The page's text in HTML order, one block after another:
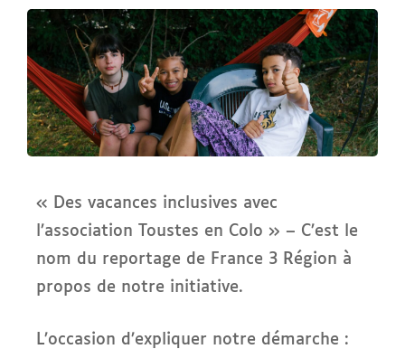
« Des vacances inclusives avec
l’association Toustes en Colo » – C’est le
nom du reportage de France 3 Région à
propos de notre initiative.
L’occasion d’expliquer notre démarche :